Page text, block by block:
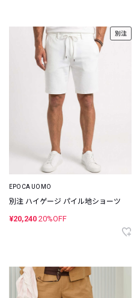
別注
EPOCA UOMO
別注 ハイゲージ パイル地ショーツ
¥20,240 20%OFF